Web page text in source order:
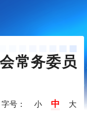
常务委员
字号： 小 中 大